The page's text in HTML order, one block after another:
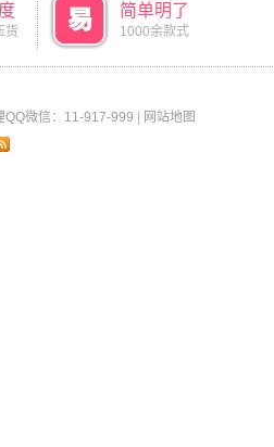
货
简单明了
1000余款式
QQ微信：11-917-999
网站地图